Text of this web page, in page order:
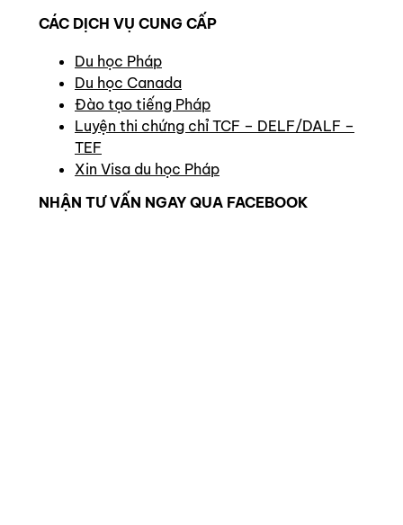
CÁC DỊCH VỤ CUNG CẤP
Du học Pháp
Du học Canada
Đào tạo tiếng Pháp
Luyện thi chứng chỉ TCF – DELF/DALF –
TEF
Xin Visa du học Pháp
NHẬN TƯ VẤN NGAY QUA FACEBOOK